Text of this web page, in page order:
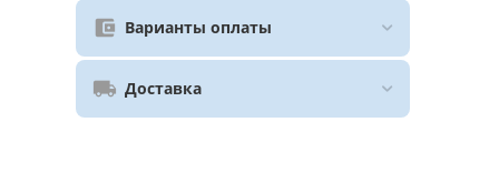
Варианты оплаты
Доставка